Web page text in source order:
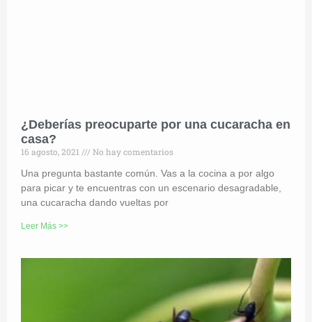
¿Deberías preocuparte por una cucaracha en
casa?
16 agosto, 2021
No hay comentarios
Una pregunta bastante común. Vas a la cocina a por algo
para picar y te encuentras con un escenario desagradable,
una cucaracha dando vueltas por
Leer Más >>